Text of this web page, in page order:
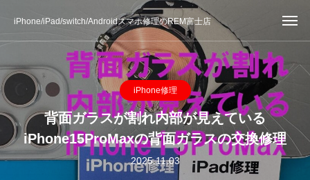
iPhone/iPad/switch/Androidスマホ修理のREM富士店
iPhone修理
背面ガラスが割れ内部が見えている
iPhone15ProMaxの背面ガラスの交換修理
2025.11.03